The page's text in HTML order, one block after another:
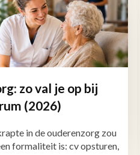
zo val je op bij
(2026)
in de ouderenzorg zou
formaliteit is: cv opsturen,